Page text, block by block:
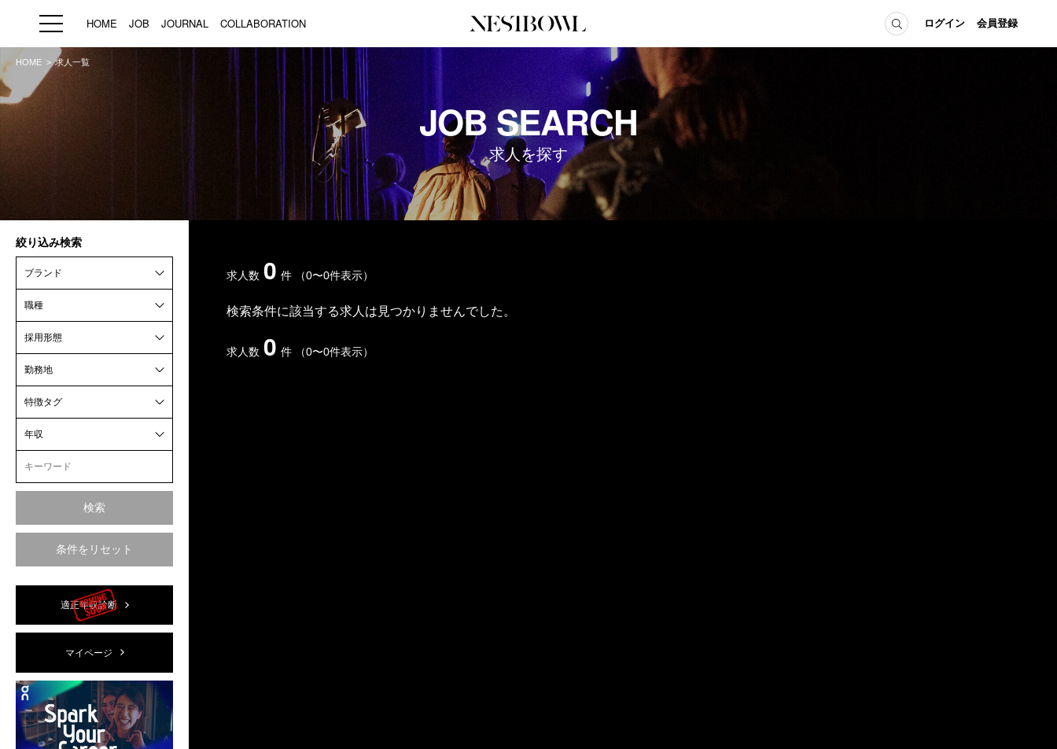
HOME JOB JOURNAL COLLABORATION ログイン 会員登録
HOME JOB
求人検索
新着求人
ブランド一覧
JOURNAL
インタビュー
エデュケーション
ニュース＆イベント
データ
COLLABORATION
コラボ募集一覧
コラボ募集記事
コラボ実績案内
初めての方へ
Q&A
プライバシーポリシー
HOME 求人一覧
JOB SEARCH
求人を探す
絞り込み検索
ブランド
職種
採用形態
勤務地
特徴タグ
年収
検索
条件をリセット
適正年収診断
マイページ
求人数 0 件 （0〜0件表示）
検索条件に該当する求人は見つかりませんでした。
求人数 0 件 （0〜0件表示）